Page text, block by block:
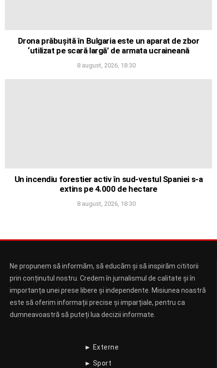
Drona prăbușită în Bulgaria este un aparat de zbor
‘utilizat pe scară largă’ de armata ucraineană
8 august, 2026, 18:30
Un incendiu forestier activ în sud-vestul Spaniei s-a
extins pe 4.000 de hectare
8 august, 2026, 18:30
Ne propunem să informăm, să educăm și să inspirăm cititorii
prin conținutul nostru. Credem în jurnalismul de calitate și în
importanța unei prese libere și independente. Misiunea noastră
este să oferim informații precise și imparțiale, pentru ca
dumneavoastră să puteți lua decizii informate.
► Externe
► Sport